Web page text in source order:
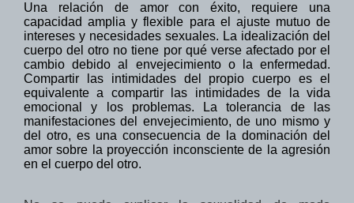
Una relación de amor con éxito, requiere una
capacidad amplia y flexible para el ajuste mutuo de
intereses y necesidades sexuales. La idealización del
cuerpo del otro no tiene por qué verse afectado por el
cambio debido al envejecimiento o la enfermedad.
Compartir
las intimidades del propio cuerpo es el
equivalente a compartir las intimidades de
la vida
emocional
y los problemas. La tolerancia
de las
manifestaciones del envejecimiento, de uno mismo y
del otro, es una consecuencia de
la dominación del
amor sobre la proyección inconsciente de la agresión
en el cuerpo del otro.